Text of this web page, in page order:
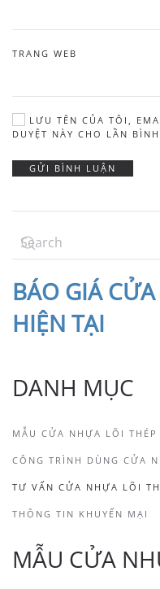
TRANG WEB
LƯU TÊN CỦA TÔI,
DUYỆT NÀY CHO LẦN
GỬI BÌNH LUẬN
BÁO GIÁ
HIỆN TẠI
DANH MỤC
MẪU CỬA NHỰA LÕI THÉP
CÔNG TRÌNH DÙNG CỬA
TƯ VẤN CỬA NHỰA LÕI
THÔNG TIN KHUYẾN MẠI
MẪU CỬA